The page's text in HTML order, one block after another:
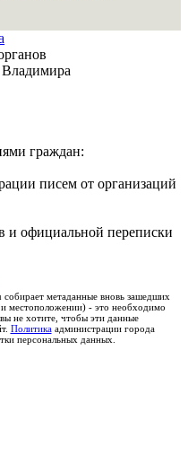
Владимира
граждан:
писем от организаций
и официальной переписки
метаданные вновь зашедших
местоположении) - это необходимо
не хотите, чтобы эти данные
Политикаадминистрации города
персональных данных.